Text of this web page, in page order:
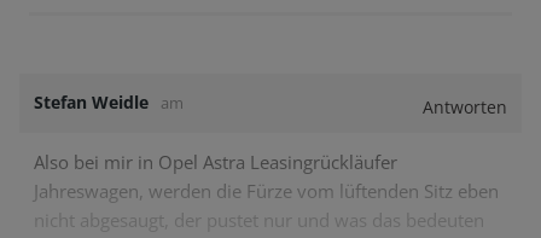
Stefan Weidle am Antworten
Also bei mir in Opel Astra Leasingrückläufer
Jahreswagen, werden die Fürze vom lüftenden Sitz eben
nicht abgesaugt, der pustet nur und was das bedeuten